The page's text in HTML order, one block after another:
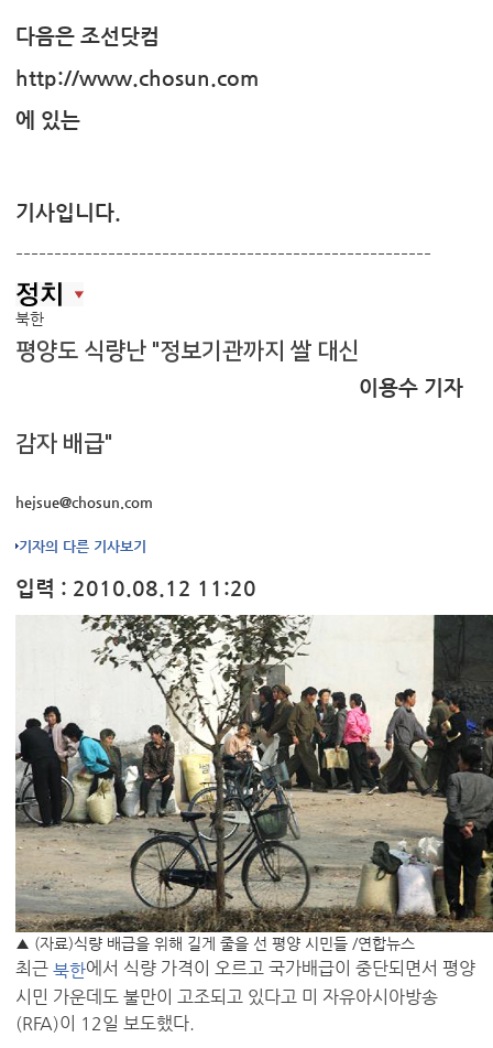
다음은 조선닷컴
http://www.chosun.com
에 있는
기사입니다.
------------------------------------------------------
북한
평양도 식량난 "정보기관까지 쌀 대신
감자 배급"
이용수 기자
hejsue@chosun.com
기자의 다른 기사보기
입력 : 2010.08.12 11:20
▲ (자료)식량 배급을 위해 길게 줄을 선 평양 시민들 /연합뉴스
최근 북한에서 식량 가격이 오르고 국가배급이 중단되면서 평양
시민 가운데도 불만이 고조되고 있다고 미 자유아시아방송
(RFA)이 12일 보도했다.